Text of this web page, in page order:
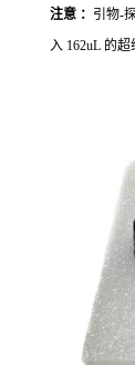
注意 ： 引物-
入 162uL 的